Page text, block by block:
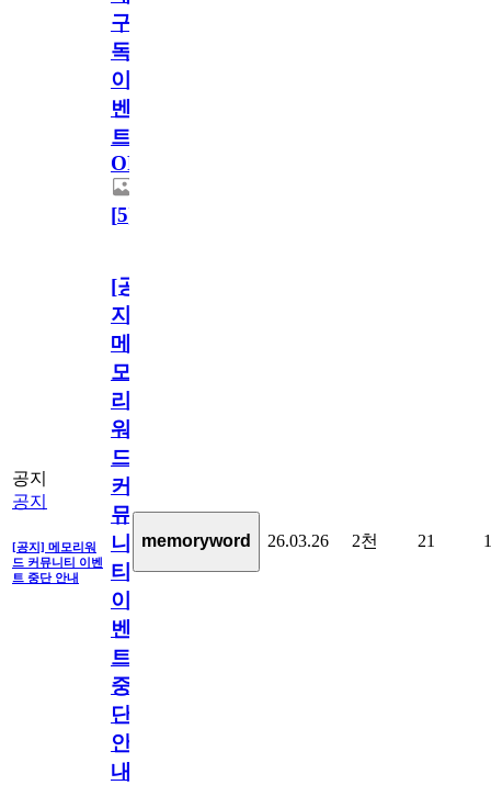
구
독
이
벤
트
OPEN!
[5]
공지
공지
[공지] 메모리워
드 커뮤니티 이벤
트 중단 안내
[공
지]
메
모
리
워
드
커
뮤
니
티
이
벤
트
중
단
안
내
memoryword 26.03.26 2천 21 1